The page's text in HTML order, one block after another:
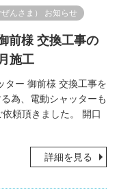
んさま） お知らせ
前様 交換工事の
施工
ター 御前様 交換工事を
為、電動シャッターも
頼頂きました。 開口
詳細を見る